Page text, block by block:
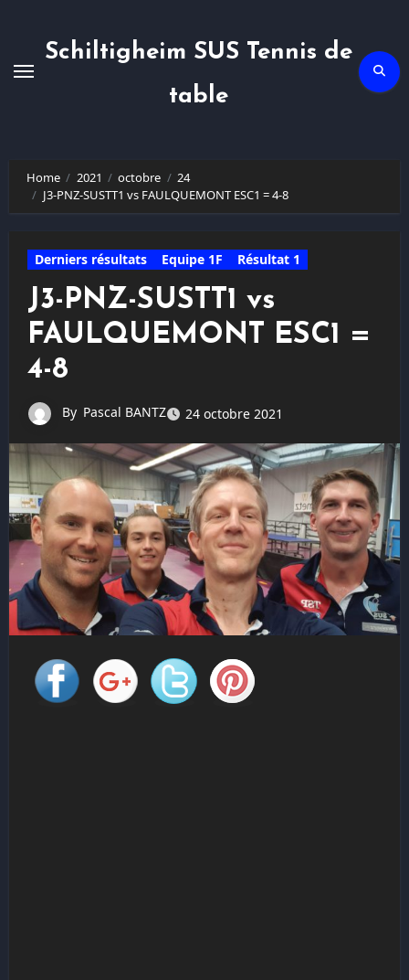
Schiltigheim SUS Tennis de
table
Home 2021 octobre
24
J3-PNZ-SUSTT1 vs FAULQUEMONT ESC1 = 4-8
Derniers résultats Equipe 1F Résultat 1
J3-PNZ-SUSTT1 vs
FAULQUEMONT ESC1 =
4-8
By Pascal BANTZ 24 octobre 2021